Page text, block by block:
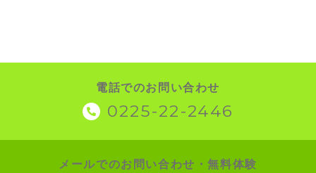
電話でのお問い合わせ
0225-22-2446
メールでのお問い合わせ・無料体験